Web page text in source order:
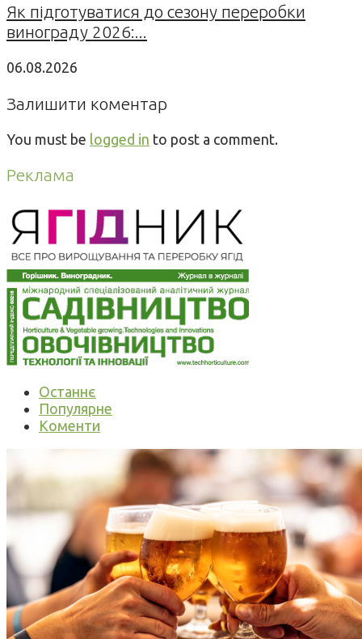
Як підготуватися до сезону переробки
винограду 2026:...
06.08.2026
Залишити коментар
You must be logged in to post a comment.
Реклама
Останнє
Популярне
Коменти